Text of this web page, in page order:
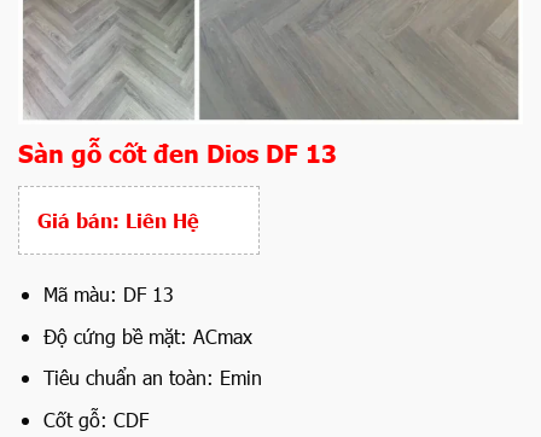
Sàn gỗ cốt đen Dios DF 13
Giá bán: Liên Hệ
Mã màu: DF 13
Độ cứng bề mặt: ACmax
Tiêu chuẩn an toàn: Emin
Cốt gỗ: CDF